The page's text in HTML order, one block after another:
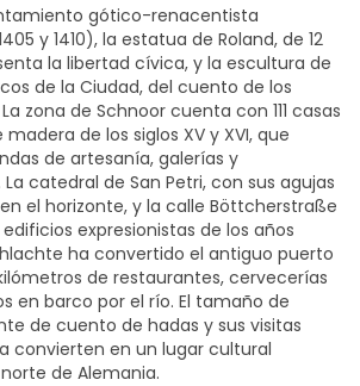
gótico-renacentista
y 1410), la estatua de Roland, de 12
la libertad cívica, y la escultura de
de la Ciudad, del cuento de los
zona de Schnoor cuenta con 111 casas
de los siglos XV y XVI, que
de artesanía, galerías y
catedral de San Petri, con sus agujas
el horizonte, y la calle Böttcherstraße
expresionistas de los años
ha convertido el antiguo puerto
de restaurantes, cervecerías
en barco por el río. El tamaño de
de cuento de hadas y sus visitas
convierten en un lugar cultural
de Alemania.